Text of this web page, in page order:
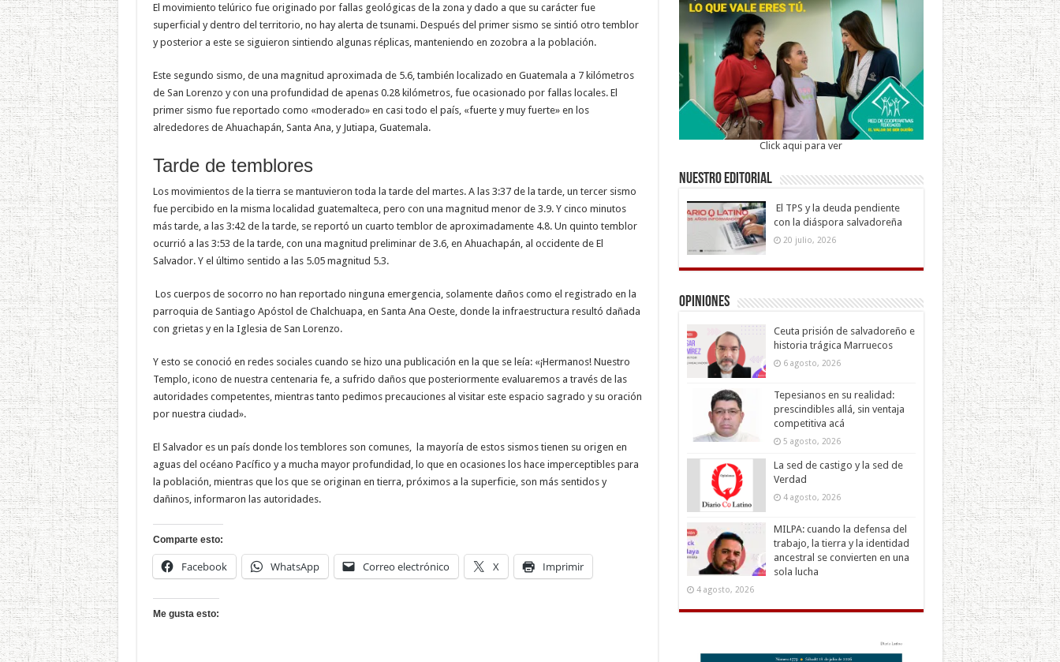
El movimiento telúrico fue originado por fallas geológicas de la zona y dado a que su carácter fue
superficial y dentro del territorio, no hay alerta de tsunami. Después del primer sismo se sintió otro temblor
y posterior a este se siguieron sintiendo algunas réplicas, manteniendo en zozobra a la población.
Este segundo sismo, de una magnitud aproximada de 5.6, también localizado en Guatemala a 7 kilómetros
de San Lorenzo y con una profundidad de apenas 0.28 kilómetros, fue ocasionado por fallas locales. El
primer sismo fue reportado como «moderado» en casi todo el país, «fuerte y muy fuerte» en los
alrededores de Ahuachapán, Santa Ana, y Jutiapa, Guatemala.
Tarde de temblores
Los movimientos de la tierra se mantuvieron toda la tarde del martes. A las 3:37 de la tarde, un tercer sismo
fue percibido en la misma localidad guatemalteca, pero con una magnitud menor de 3.9. Y cinco minutos
más tarde, a las 3:42 de la tarde, se reportó un cuarto temblor de aproximadamente 4.8. Un quinto temblor
ocurrió a las 3:53 de la tarde, con una magnitud preliminar de 3.6, en Ahuachapán, al occidente de El
Salvador. Y el último sentido a las 5.05 magnitud 5.3.
Los cuerpos de socorro no han reportado ninguna emergencia, solamente daños como el registrado en la
parroquia de Santiago Apóstol de Chalchuapa, en Santa Ana Oeste, donde la infraestructura resultó dañada
con grietas y en la Iglesia de San Lorenzo.
Y esto se conoció en redes sociales cuando se hizo una publicación en la que se leía: «¡Hermanos! Nuestro
Templo, icono de nuestra centenaria fe, a sufrido daños que posteriormente evaluaremos a través de las
autoridades competentes, mientras tanto pedimos precauciones al visitar este espacio sagrado y su oración
por nuestra ciudad».
El Salvador es un país donde los temblores son comunes, la mayoría de estos sismos tienen su origen en
aguas del océano Pacífico y a mucha mayor profundidad, lo que en ocasiones los hace imperceptibles para
la población, mientras que los que se originan en tierra, próximos a la superficie, son más sentidos y
dañinos, informaron las autoridades.
Comparte esto:
Facebook WhatsApp Correo electrónico X Imprimir
Me gusta esto:
Click aqui para ver
Nuestro Editorial
El TPS y la deuda pendiente
con la diáspora salvadoreña
20 julio, 2026
Opiniones
Ceuta prisión de salvadoreño e
historia trágica Marruecos
6 agosto, 2026
Tepesianos en su realidad:
prescindibles allá, sin ventaja
competitiva acá
5 agosto, 2026
La sed de castigo y la sed de
Verdad
4 agosto, 2026
MILPA: cuando la defensa del
trabajo, la tierra y la identidad
ancestral se convierten en una
sola lucha
4 agosto, 2026